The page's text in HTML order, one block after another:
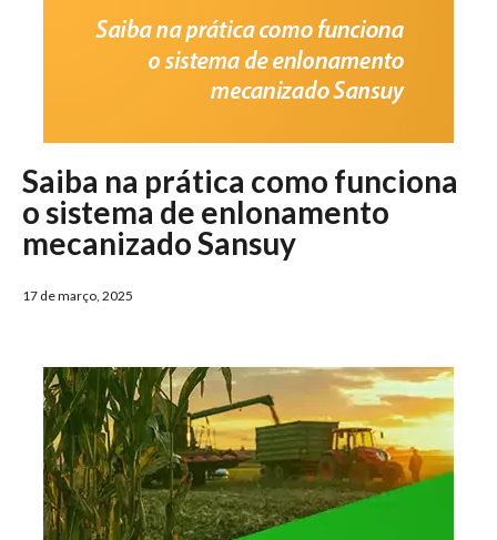
Saiba na prática como funciona
o sistema de enlonamento
mecanizado Sansuy
17 de março, 2025